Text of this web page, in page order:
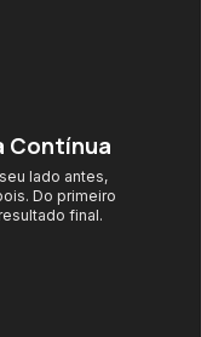
Contínua
lado antes,
Do primeiro
final.